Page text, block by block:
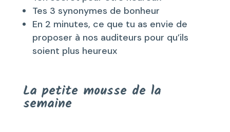
Tes 3 synonymes de bonheur
En 2 minutes, ce que tu as envie de
proposer à nos auditeurs pour qu’ils
soient plus heureux
La petite mousse de la
semaine